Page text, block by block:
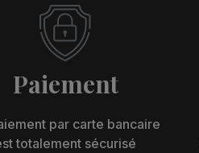
Paiement
par carte bancaire
totalement sécurisé